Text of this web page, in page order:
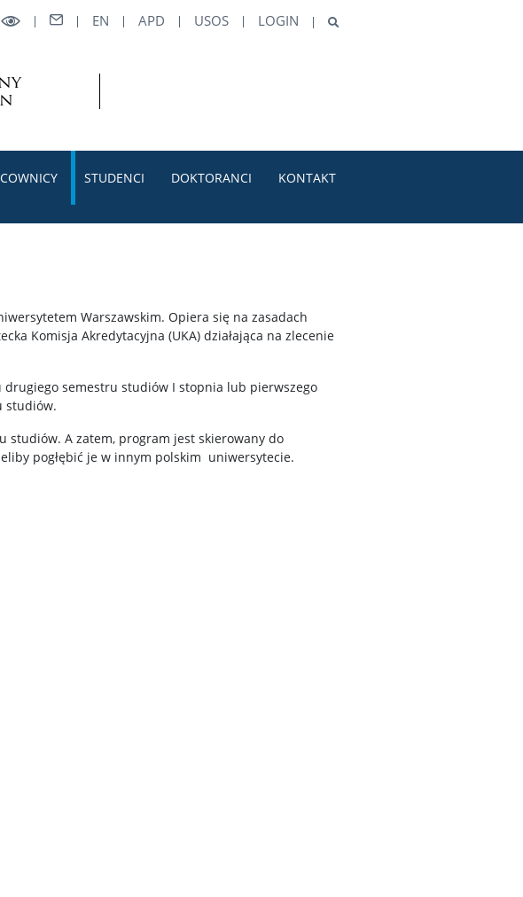
EN APD USOS LOGIN
STUDENCI DOKTORANCI KONTAKT
Warszawskim. Opiera się na zasadach
Komisja Akredytacyjna (UKA) działająca na zlecenie
drugiego semestru studiów I stopnia lub pierwszego
studiów.
A zatem, program jest skierowany do
pogłębić je w innym polskim uniwersytecie.